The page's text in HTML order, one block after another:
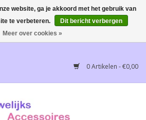
mogelijk, NL vanaf € 65,00, België
0 Artikelen - €0,00
website, ga je akkoord met het gebruik van
te verbeteren.
Dit bericht verbergen
Meer over cookies »